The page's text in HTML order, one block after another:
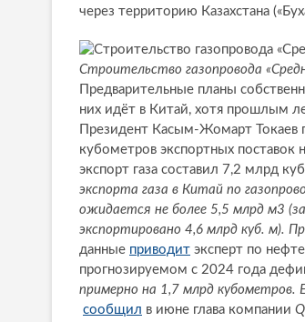
через территорию Казахстана
Строительство газопровода
Предварительные планы
них идёт в Китай, хотя прошлым
Президент Касым-Жомарт
кубометров экспортных поставок
экспорт газа составил 7,2 млрд
экспорта газа в Китай по
ожидается не более 5,5 млрд м3
экспортировано 4,6 млрд куб. м).
данные приводит эксперт по
прогнозируемом с 2024 года
примерно на 1,7 млрд кубометров.
сообщил в июне глава компании